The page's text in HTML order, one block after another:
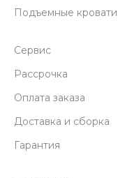
Подъемные кровати
Сервис
Рассрочка
Оплата заказа
Доставка и сборка
Гарантия